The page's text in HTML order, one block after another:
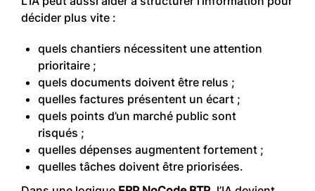
décider plus vite :
quels chantiers nécessitent une attention
prioritaire ;
quels documents doivent être relus ;
quelles factures présentent un écart ;
quels points d’un marché public sont
risqués ;
quelles dépenses augmentent fortement ;
quelles tâches doivent être priorisées.